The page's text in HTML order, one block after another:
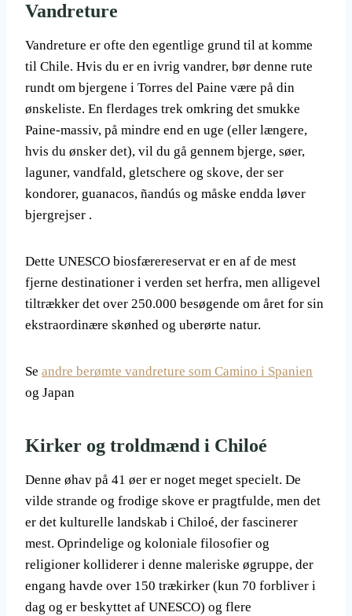
Vandreture
Vandreture er ofte den egentlige grund til at komme
til Chile. Hvis du er en ivrig vandrer, bør denne rute
rundt om bjergene i Torres del Paine være på din
ønskeliste. En flerdages trek omkring det smukke
Paine-massiv, på mindre end en uge (eller længere,
hvis du ønsker det), vil du gå gennem bjerge, søer,
laguner, vandfald, gletschere og skove, der ser
kondorer, guanacos, ñandús og måske endda løver
bjergrejser .
Dette UNESCO biosfærereservat er en af de mest
fjerne destinationer i verden set herfra, men alligevel
tiltrækker det over 250.000 besøgende om året for sin
ekstraordinære skønhed og uberørte natur.
Se andre berømte vandreture som Camino i Spanien
og Japan
Kirker og troldmænd i Chiloé
Denne øhav på 41 øer er noget meget specielt. De
vilde strande og frodige skove er pragtfulde, men det
er det kulturelle landskab i Chiloé, der fascinerer
mest. Oprindelige og koloniale filosofier og
religioner kolliderer i denne maleriske øgruppe, der
engang havde over 150 trækirker (kun 70 forbliver i
dag og er beskyttet af UNESCO) og flere